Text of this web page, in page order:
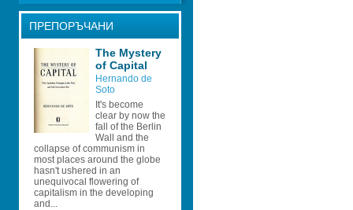
ПРЕПОРЪЧАНИ
The Mystery
of Capital
Hernando de
Soto
It's become
clear by now the
fall of the Berlin
Wall and the
collapse of communism in
most places around the globe
hasn't ushered in an
unequivocal flowering of
capitalism in the developing
and...